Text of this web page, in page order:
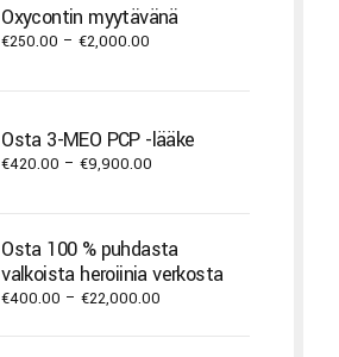
Oxycontin myytävänä
€250.00 – €2,000.00
€2,000.00
Osta 3-MEO PCP -lääke
€420.00 – €9,900.00
through
€9,900.00
Osta 100 % puhdasta
valkoista heroiinia verkosta
€400.00 – €22,000.00